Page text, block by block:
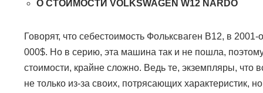
О СТОИМОСТИVOLKSWAGEN W12 NARDO
Говорят, что себестоимость Фольксваген В12, в
000$. Но в серию, эта машина так и не пошла,
стоимости, крайне сложно. Ведь те, экземпляры,
не только из-за своих, потрясающих характеристик,